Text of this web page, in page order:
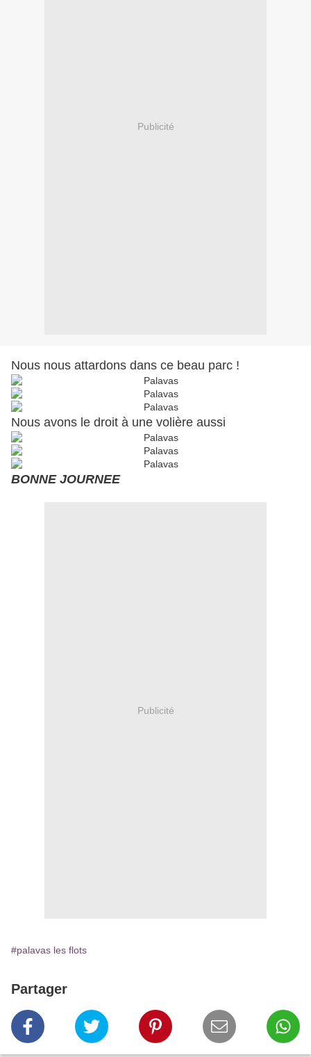
Publicité
Nous nous attardons dans ce beau parc !
Nous avons le droit à une volière aussi
BONNE JOURNEE
Publicité
#palavas les flots
Partager